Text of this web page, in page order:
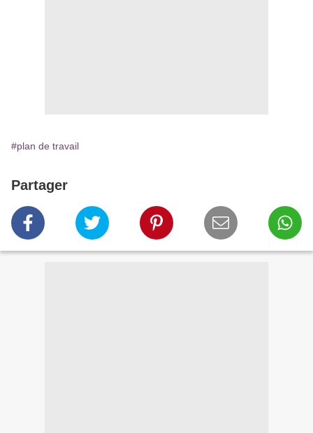
#plan de travail
Partager